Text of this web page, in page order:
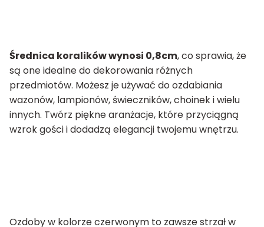
Średnica koralików wynosi 0,8cm, co sprawia, że
są one idealne do dekorowania różnych
przedmiotów. Możesz je używać do ozdabiania
wazonów, lampionów, świeczników, choinek i wielu
innych. Twórz piękne aranżacje, które przyciągną
wzrok gości i dodadzą elegancji twojemu wnętrzu.
Ozdoby w kolorze czerwonym to zawsze strzał w